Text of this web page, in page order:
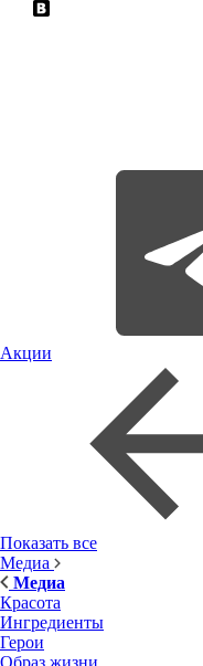
Акции
Показать все
Медиа
Медиа
Красота
Ингредиенты
Герои
Образ жизни